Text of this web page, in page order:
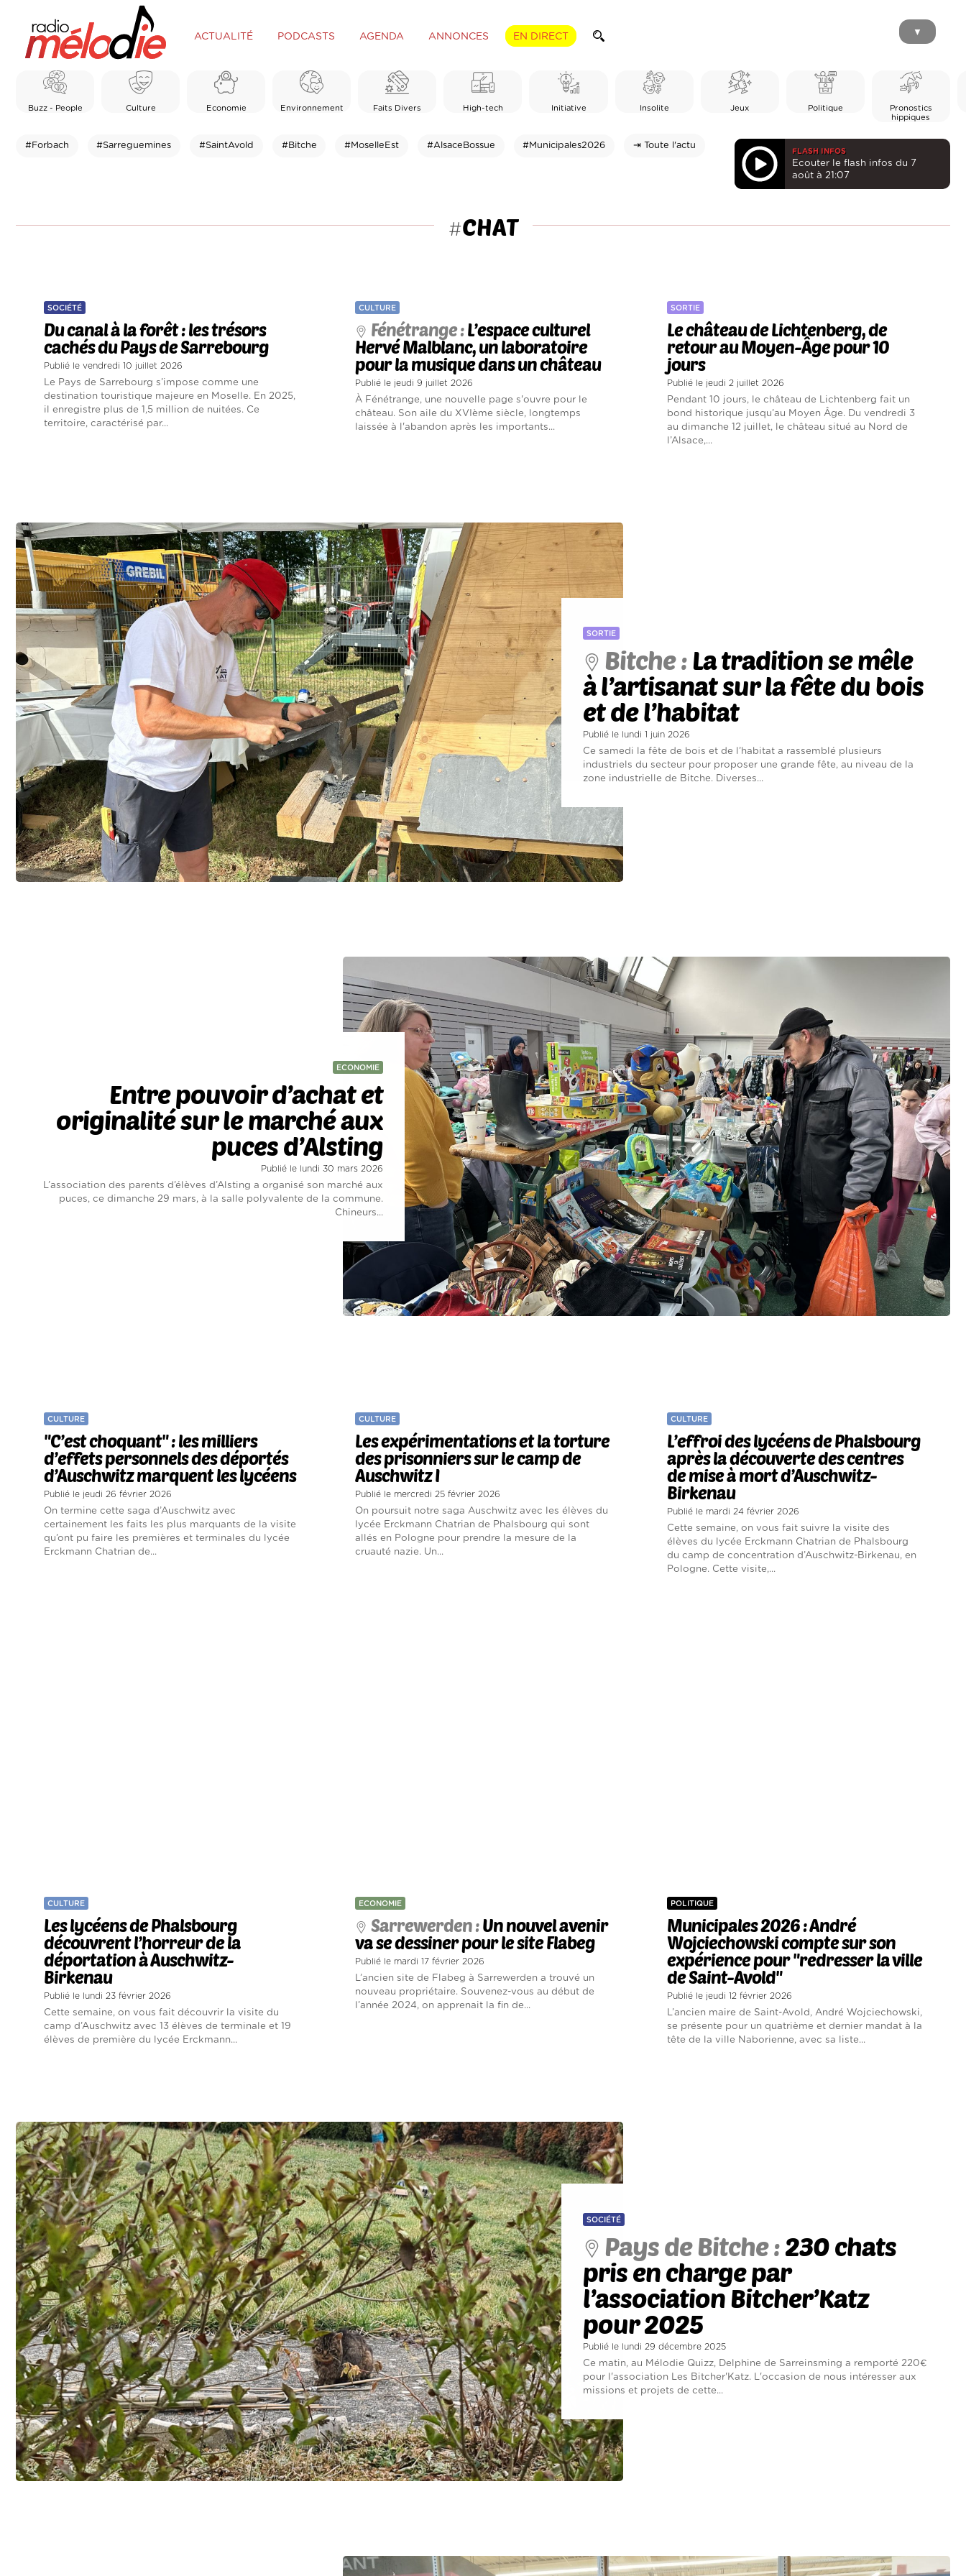
ACTUALITÉ PODCASTS AGENDA ANNONCES EN DIRECT ▼
Buzz - People Culture Economie Environnement Faits Divers High-tech Initiative Insolite Jeux Politique
Pronostics
hippiques
#Forbach #Sarreguemines #SaintAvold #Bitche #MoselleEst #AlsaceBossue #Municipales2026 ⇥ Toute l'actu
FLASH INFOS
Ecouter le flash infos du 7
août à 21:07
#CHAT
SOCIÉTÉ
Du canal à la forêt : les trésors
cachés du Pays de Sarrebourg
Publié le vendredi 10 juillet 2026
Le Pays de Sarrebourg s’impose comme une
destination touristique majeure en Moselle. En 2025,
il enregistre plus de 1,5 million de nuitées. Ce
territoire, caractérisé par...
CULTURE
Fénétrange :L’espace culturel
Hervé Malblanc, un laboratoire
pour la musique dans un château
Publié le jeudi 9 juillet 2026
À Fénétrange, une nouvelle page s'ouvre pour le
château. Son aile du XVIème siècle, longtemps
laissée à l'abandon après les importants...
SORTIE
Le château de Lichtenberg, de
retour au Moyen-Âge pour 10
jours
Publié le jeudi 2 juillet 2026
Pendant 10 jours, le château de Lichtenberg fait un
bond historique jusqu’au Moyen Âge. Du vendredi 3
au dimanche 12 juillet, le château situé au Nord de
l’Alsace,...
SORTIE
Bitche :La tradition se mêle
à l’artisanat sur la fête du bois
et de l’habitat
Publié le lundi 1 juin 2026
Ce samedi la fête de bois et de l’habitat a rassemblé plusieurs
industriels du secteur pour proposer une grande fête, au niveau de la
zone industrielle de Bitche. Diverses...
ECONOMIE
Entre pouvoir d’achat et
originalité sur le marché aux
puces d’Alsting
Publié le lundi 30 mars 2026
L’association des parents d’élèves d’Alsting a organisé son marché aux
puces, ce dimanche 29 mars, à la salle polyvalente de la commune.
Chineurs...
CULTURE
"C’est choquant" : les milliers
d’effets personnels des déportés
d’Auschwitz marquent les lycéens
Publié le jeudi 26 février 2026
On termine cette saga d’Auschwitz avec
certainement les faits les plus marquants de la visite
qu’ont pu faire les premières et terminales du lycée
Erckmann Chatrian de...
CULTURE
Les expérimentations et la torture
des prisonniers sur le camp de
Auschwitz I
Publié le mercredi 25 février 2026
On poursuit notre saga Auschwitz avec les élèves du
lycée Erckmann Chatrian de Phalsbourg qui sont
allés en Pologne pour prendre la mesure de la
cruauté nazie. Un...
CULTURE
L’effroi des lycéens de Phalsbourg
après la découverte des centres
de mise à mort d’Auschwitz-
Birkenau
Publié le mardi 24 février 2026
Cette semaine, on vous fait suivre la visite des
élèves du lycée Erckmann Chatrian de Phalsbourg
du camp de concentration d’Auschwitz-Birkenau, en
Pologne. Cette visite,...
CULTURE
Les lycéens de Phalsbourg
découvrent l’horreur de la
déportation à Auschwitz-
Birkenau
Publié le lundi 23 février 2026
Cette semaine, on vous fait découvrir la visite du
camp d’Auschwitz avec 13 élèves de terminale et 19
élèves de première du lycée Erckmann...
ECONOMIE
Sarrewerden :Un nouvel avenir
va se dessiner pour le site Flabeg
Publié le mardi 17 février 2026
L’ancien site de Flabeg à Sarrewerden a trouvé un
nouveau propriétaire. Souvenez-vous au début de
l’année 2024, on apprenait la fin de...
POLITIQUE
Municipales 2026 : André
Wojciechowski compte sur son
expérience pour "redresser la ville
de Saint-Avold"
Publié le jeudi 12 février 2026
L’ancien maire de Saint-Avold, André Wojciechowski,
se présente pour un quatrième et dernier mandat à la
tête de la ville Naborienne, avec sa liste...
SOCIÉTÉ
Pays de Bitche :230 chats
pris en charge par
l’association Bitcher’Katz
pour 2025
Publié le lundi 29 décembre 2025
Ce matin, au Mélodie Quizz, Delphine de Sarreinsming a remporté 220€
pour l'association Les Bitcher'Katz. L'occasion de nous intéresser aux
missions et projets de cette...